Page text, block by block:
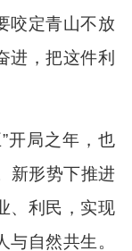
咬定青山不放
进，把这件利
开局之年，也
新形势下推进
、利民，实现
自然共生。